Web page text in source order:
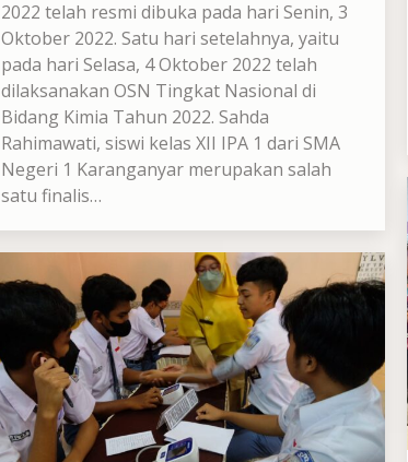
2022 telah resmi dibuka pada hari Senin, 3
Oktober 2022. Satu hari setelahnya, yaitu
pada hari Selasa, 4 Oktober 2022 telah
dilaksanakan OSN Tingkat Nasional di
Bidang Kimia Tahun 2022. Sahda
Rahimawati, siswi kelas XII IPA 1 dari SMA
Negeri 1 Karanganyar merupakan salah
satu finalis…